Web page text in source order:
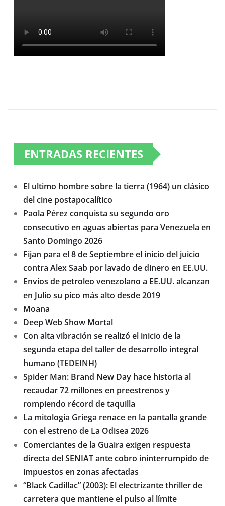
ENTRADAS RECIENTES
El ultimo hombre sobre la tierra (1964) un clásico
del cine postapocalítico
Paola Pérez conquista su segundo oro
consecutivo en aguas abiertas para Venezuela en
Santo Domingo 2026
Fijan para el 8 de Septiembre el inicio del juicio
contra Alex Saab por lavado de dinero en EE.UU.
Envíos de petroleo venezolano a EE.UU. alcanzan
en Julio su pico más alto desde 2019
Moana
Deep Web Show Mortal
Con alta vibración se realizó el inicio de la
segunda etapa del taller de desarrollo integral
humano (TEDEINH)
Spider Man: Brand New Day hace historia al
recaudar 72 millones en preestrenos y
rompiendo récord de taquilla
La mitología Griega renace en la pantalla grande
con el estreno de La Odisea 2026
Comerciantes de la Guaira exigen respuesta
directa del SENIAT ante cobro ininterrumpido de
impuestos en zonas afectadas
“Black Cadillac” (2003): El electrizante thriller de
carretera que mantiene el pulso al límite